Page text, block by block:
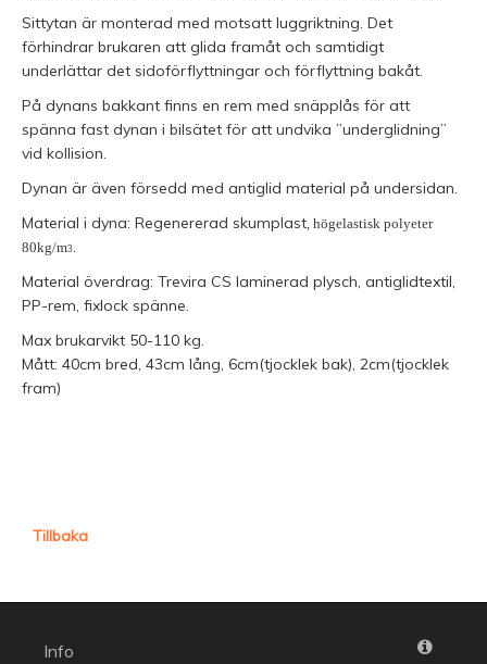
Sittytan är monterad med motsatt luggriktning. Det
förhindrar brukaren att glida framåt och samtidigt
underlättar det sidoförflyttningar och förflyttning bakåt.
På dynans bakkant finns en rem med snäpplås för att
spänna fast dynan i bilsätet för att undvika ”underglidning”
vid kollision.
Dynan är även försedd med antiglid material på undersidan.
Material i dyna: Regenererad skumplast , högelastisk polyeter
80kg/m3
Material överdrag: Trevira CS laminerad plysch, antiglidtextil,
PP-rem, fixlock spänne.
Max brukarvikt 50-110 kg.
Mått: 40cm bred, 43cm lång, 6cm(tjocklek bak), 2cm(tjocklek
fram)
Tillbaka
Info